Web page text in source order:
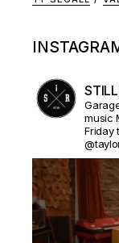
music
Friday